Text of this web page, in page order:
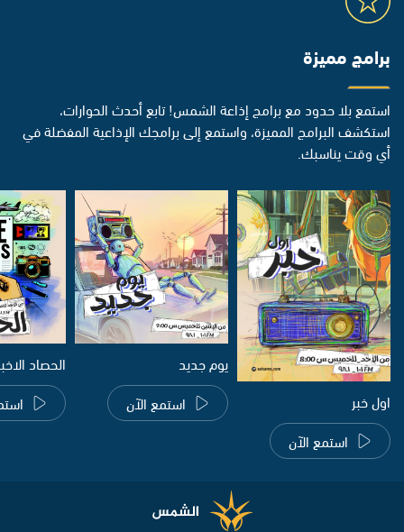
برامج مميزة
استمع بلا حدود مع برامج إذاعة الشمس! تابع أحدث الحوارات،
استكشف البرامج المميزة، واستمع إلى برامجك الإذاعية المفضلة في
أي وقت يناسبك.
اول خبر
استمع الآن
يوم جديد
استمع الآن
الحصاد